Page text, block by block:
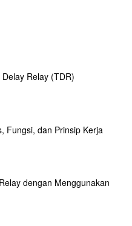
Relay (TDR)
Fungsi, dan Prinsip Kerja
dengan Menggunakan